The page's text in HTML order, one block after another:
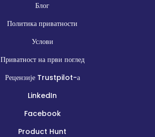
Блог
Политика приватности
Услови
Приватност на први поглед
Рецензије Trustpilot-а
LinkedIn
Facebook
Product Hunt